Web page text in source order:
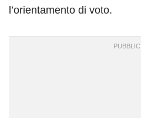
l’orientamento di voto.